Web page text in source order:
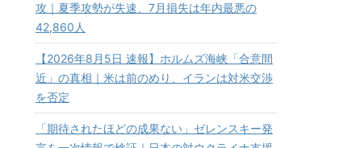
攻｜夏季攻勢が失速、7月損失は年内最悪の
42,860人
【2026年8月5日 速報】ホルムズ海峡「合意間
近」の真相｜米は前のめり、イランは対米交渉
を否定
「期待されたほどの成果ない」ゼレンスキー発